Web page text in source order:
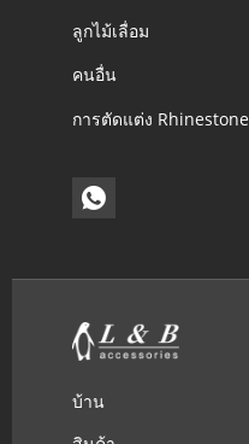
ลูกไม้เลื่อม
คนอื่น
การตัดแต่ง Rhinestone
บ้าน